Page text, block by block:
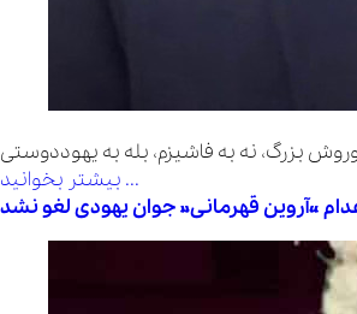
بیشتر بخوانید ...
«آروین قهرمانی» جوان یهودی لغو نشد